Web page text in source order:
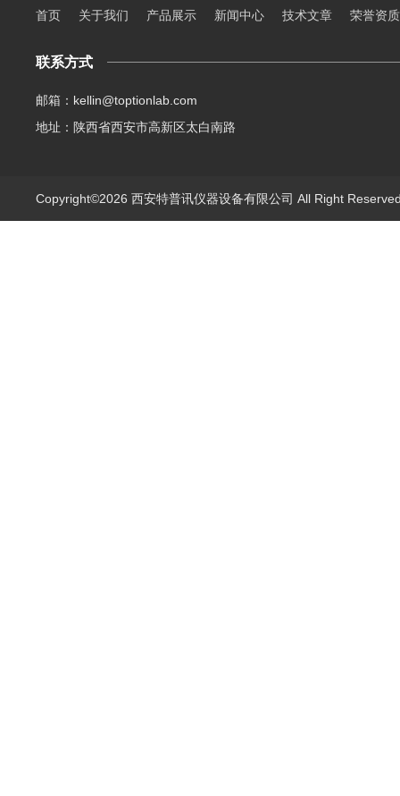
首页 关于我们 产品展示 新闻中心 技术文章 荣誉资质
联系方式
邮箱：kellin@toptionlab.com
地址：陕西省西安市高新区太白南路
Copyright©2026 西安特普讯仪器设备有限公司 All Right